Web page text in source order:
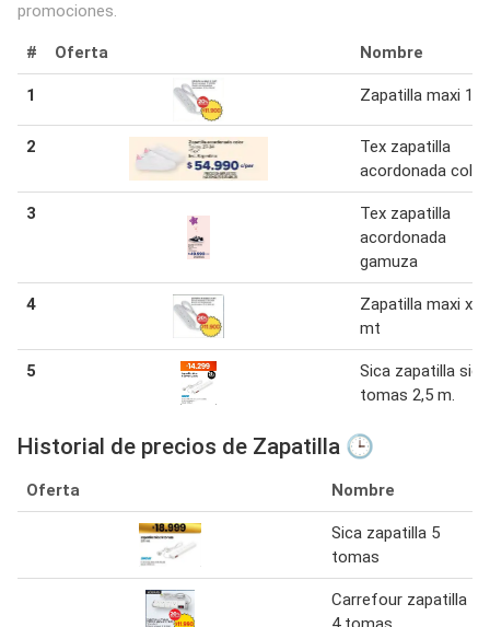
promociones.
# Oferta Nombre
1 Zapatilla maxi 1
2
Tex zapatilla
acordonada color
3
Tex zapatilla
acordonada
gamuza
4
Zapatilla maxi x 1
mt
5
Sica zapatilla
tomas 2,5 m.
Historial de precios de Zapatilla 🕒
Oferta Nombre
Sica zapatilla 5
tomas
Carrefour zapatilla